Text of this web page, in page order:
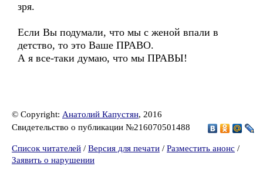
зря.
Если Вы подумали, что мы с женой впали в
детство, то это Ваше ПРАВО.
А я все-таки думаю, что мы ПРАВЫ!
© Copyright: Анатолий Капустян, 2016
Свидетельство о публикации №216070501488
Список читателей / Версия для печати / Разместить анонс /
Заявить о нарушении